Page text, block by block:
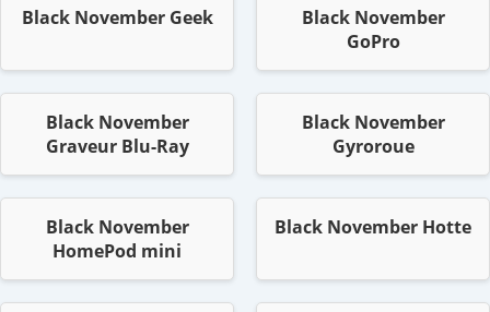
Black November Geek
Black November
GoPro
Black November
Graveur Blu-Ray
Black November
Gyroroue
Black November
HomePod mini
Black November Hotte